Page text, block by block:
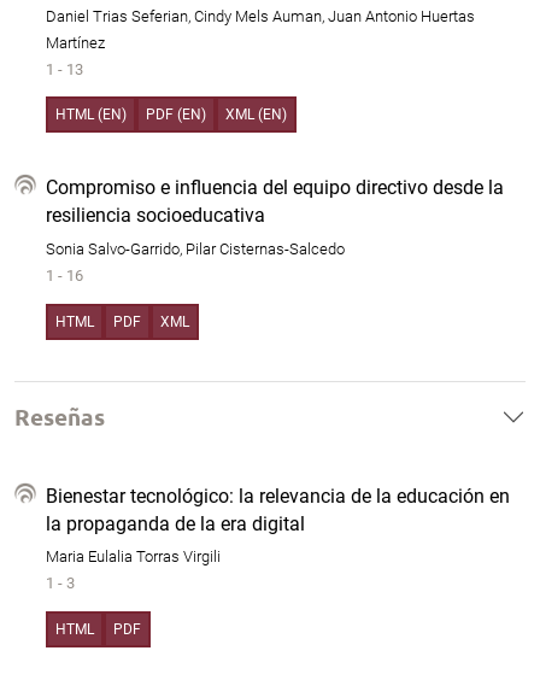
Daniel Trias Seferian, Cindy Mels Auman, Juan Antonio Huertas
Martínez
1 - 13
HTML (EN) PDF (EN) XML (EN)
Compromiso e influencia del equipo directivo desde la
resiliencia socioeducativa
Sonia Salvo-Garrido, Pilar Cisternas-Salcedo
1 - 16
HTML PDF XML
Reseñas
Bienestar tecnológico: la relevancia de la educación en
la propaganda de la era digital
Maria Eulalia Torras Virgili
1 - 3
HTML PDF